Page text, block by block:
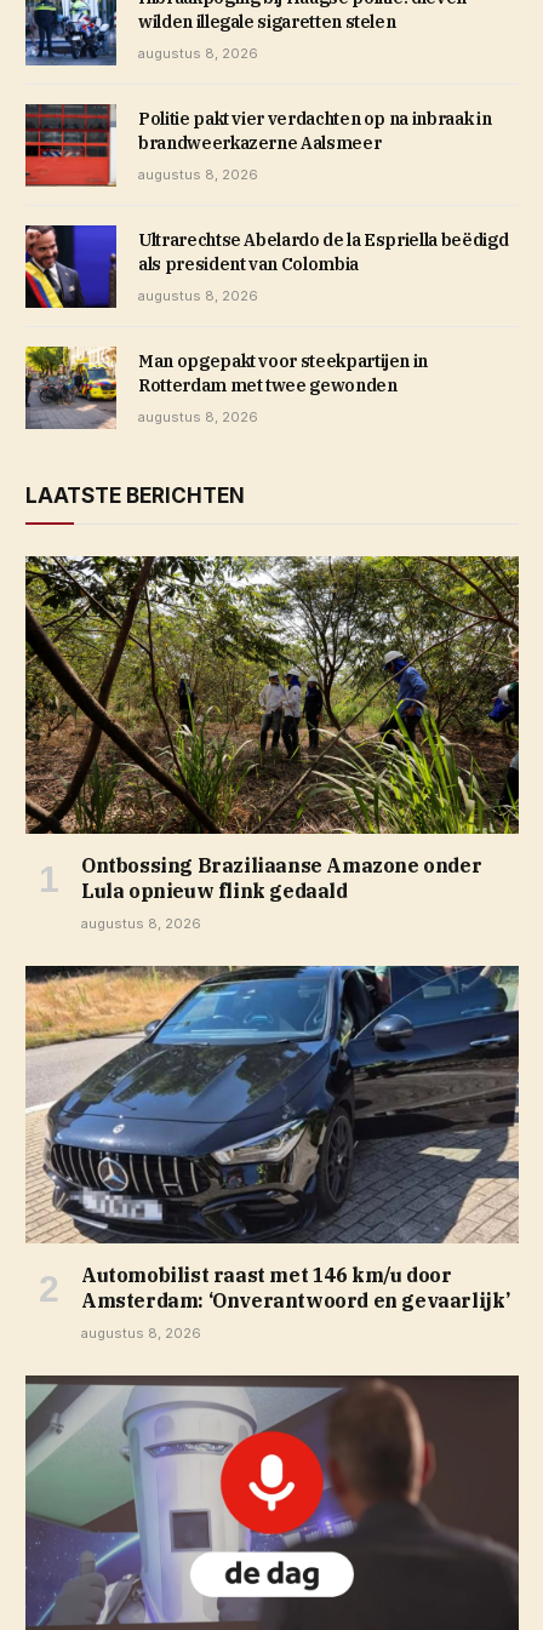
wilden illegale sigaretten stelen
augustus 8, 2026
Politie pakt vier verdachten op na inbraak in
brandweerkazerne Aalsmeer
augustus 8, 2026
Ultrarechtse Abelardo de la Espriella beëdigd
als president van Colombia
augustus 8, 2026
Man opgepakt voor steekpartijen in
Rotterdam met twee gewonden
augustus 8, 2026
LAATSTE BERICHTEN
Ontbossing Braziliaanse Amazone onder
Lula opnieuw flink gedaald
augustus 8, 2026
Automobilist raast met 146 km/u door
Amsterdam: ‘Onverantwoord en gevaarlijk’
augustus 8, 2026